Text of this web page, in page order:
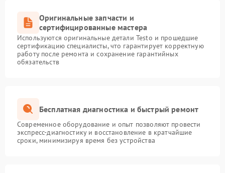
Оригинальные запчасти и
сертифицированные мастера
Используются оригинальные детали Testo и прошедшие
сертификацию специалисты, что гарантирует корректную
работу после ремонта и сохранение гарантийных
обязательств
Бесплатная диагностика и быстрый ремонт
Современное оборудование и опыт позволяют провести
экспресс-диагностику и восстановление в кратчайшие
сроки, минимизируя время без устройства